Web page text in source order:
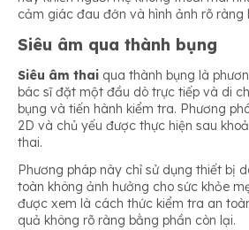
cảm giác đau đớn và hình ảnh rõ ràng
Siêu âm qua thành bụng
Siêu âm thai qua thành bụng là
bác sĩ đặt một đầu dò trực tiếp và di
bụng và tiến hành kiểm tra. Phương
2D và chủ yếu được thực hiện sau
thai.
Phương pháp này chỉ sử dụng thiết bị
toàn không ảnh hưởng cho sức khỏe
được xem là cách thức kiểm tra an
quả không rõ ràng bằng phần còn lại.